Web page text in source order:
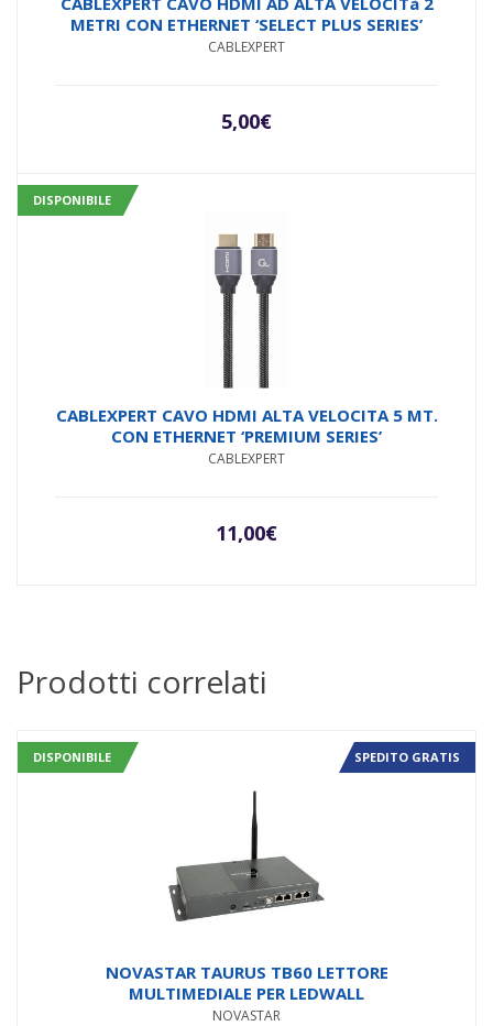
METRI CON ETHERNET ‘SELECT PLUS SERIES’
CABLEXPERT
5,00€
DISPONIBILE
CABLEXPERT CAVO HDMI ALTA VELOCITA 5 MT.
CON ETHERNET ‘PREMIUM SERIES’
CABLEXPERT
11,00€
Prodotti correlati
DISPONIBILE SPEDITO GRATIS
NOVASTAR TAURUS TB60 LETTORE
MULTIMEDIALE PER LEDWALL
NOVASTAR